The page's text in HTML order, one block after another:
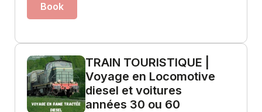
Book
TRAIN TOURISTIQUE |
Voyage en Locomotive
diesel et voitures
années 30 ou 60